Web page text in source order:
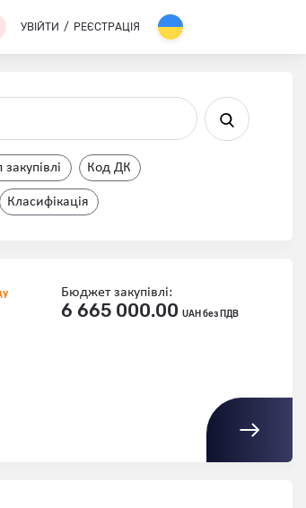
УВІЙТИ / РЕЄСТРАЦІЯ
закупівлі Код ДК
Класифікація
Бюджет закупівлі:
6 665 000.00 UAH без ПДВ